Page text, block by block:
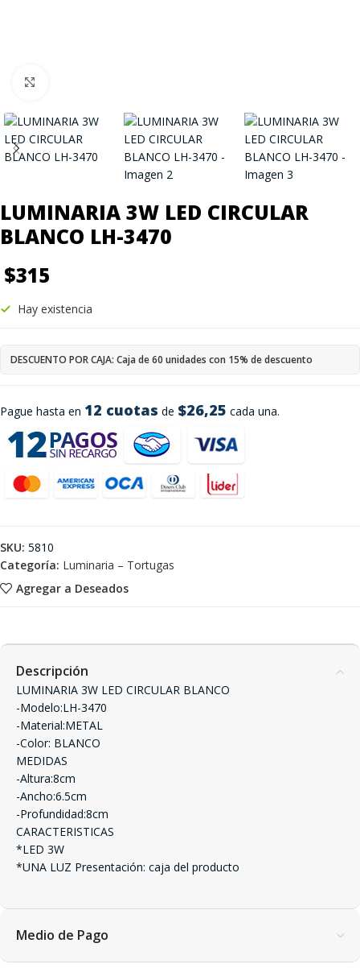
LUMINARIA 3W LED CIRCULAR
BLANCO LH-3470
$315
Pague hasta en 12 cuotas de $26,25 cada una.
Hay existencia
DESCUENTO POR CAJA: Caja de 60 unidades con 15% de descuento
Agregar a Deseados
SKU: 5810
Categoría: Luminaria – Tortugas
Descripción
LUMINARIA 3W LED CIRCULAR BLANCO
-Modelo:LH-3470
-Material:METAL
-Color: BLANCO
MEDIDAS
-Altura:8cm
-Ancho:6.5cm
-Profundidad:8cm
CARACTERISTICAS
*LED 3W
*UNA LUZ Presentación: caja del producto
Medio de Pago